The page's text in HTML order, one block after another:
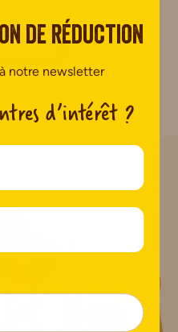
AVIS
de réduction
notre newsletter
d’intérêt ?